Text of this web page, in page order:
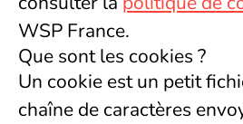
WSP France.
Que sont les cookies ?
Un cookie est un petit
chaîne de caractères